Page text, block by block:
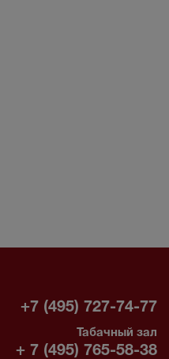
+7 (495) 727-74-77
Табачный зал
+ 7 (495) 765-58-38